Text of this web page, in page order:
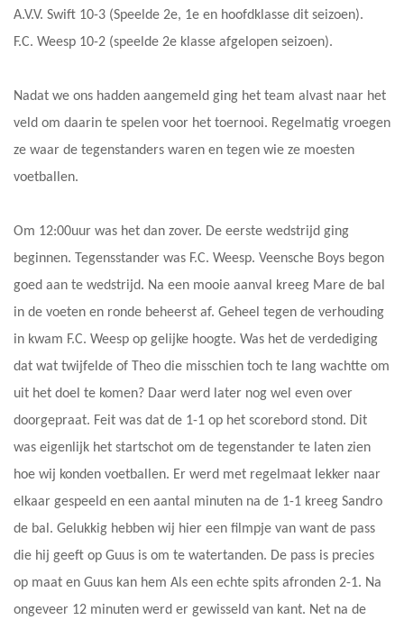
A.V.V. Swift 10-3 (Speelde 2e, 1e en hoofdklasse dit seizoen).
F.C. Weesp 10-2 (speelde 2e klasse afgelopen seizoen).
Nadat we ons hadden aangemeld ging het team alvast naar het
veld om daarin te spelen voor het toernooi. Regelmatig vroegen
ze waar de tegenstanders waren en tegen wie ze moesten
voetballen.
Om 12:00uur was het dan zover. De eerste wedstrijd ging
beginnen. Tegensstander was F.C. Weesp. Veensche Boys begon
goed aan te wedstrijd. Na een mooie aanval kreeg Mare de bal
in de voeten en ronde beheerst af. Geheel tegen de verhouding
in kwam F.C. Weesp op gelijke hoogte. Was het de verdediging
dat wat twijfelde of Theo die misschien toch te lang wachtte om
uit het doel te komen? Daar werd later nog wel even over
doorgepraat. Feit was dat de 1-1 op het scorebord stond. Dit
was eigenlijk het startschot om de tegenstander te laten zien
hoe wij konden voetballen. Er werd met regelmaat lekker naar
elkaar gespeeld en een aantal minuten na de 1-1 kreeg Sandro
de bal. Gelukkig hebben wij hier een filmpje van want de pass
die hij geeft op Guus is om te watertanden. De pass is precies
op maat en Guus kan hem Als een echte spits afronden 2-1. Na
ongeveer 12 minuten werd er gewisseld van kant. Net na de